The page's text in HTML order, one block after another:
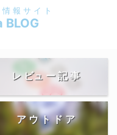
報 サ イ ト
BLOG
レ ビュ ー 記 事
ア ウ ト ド ア